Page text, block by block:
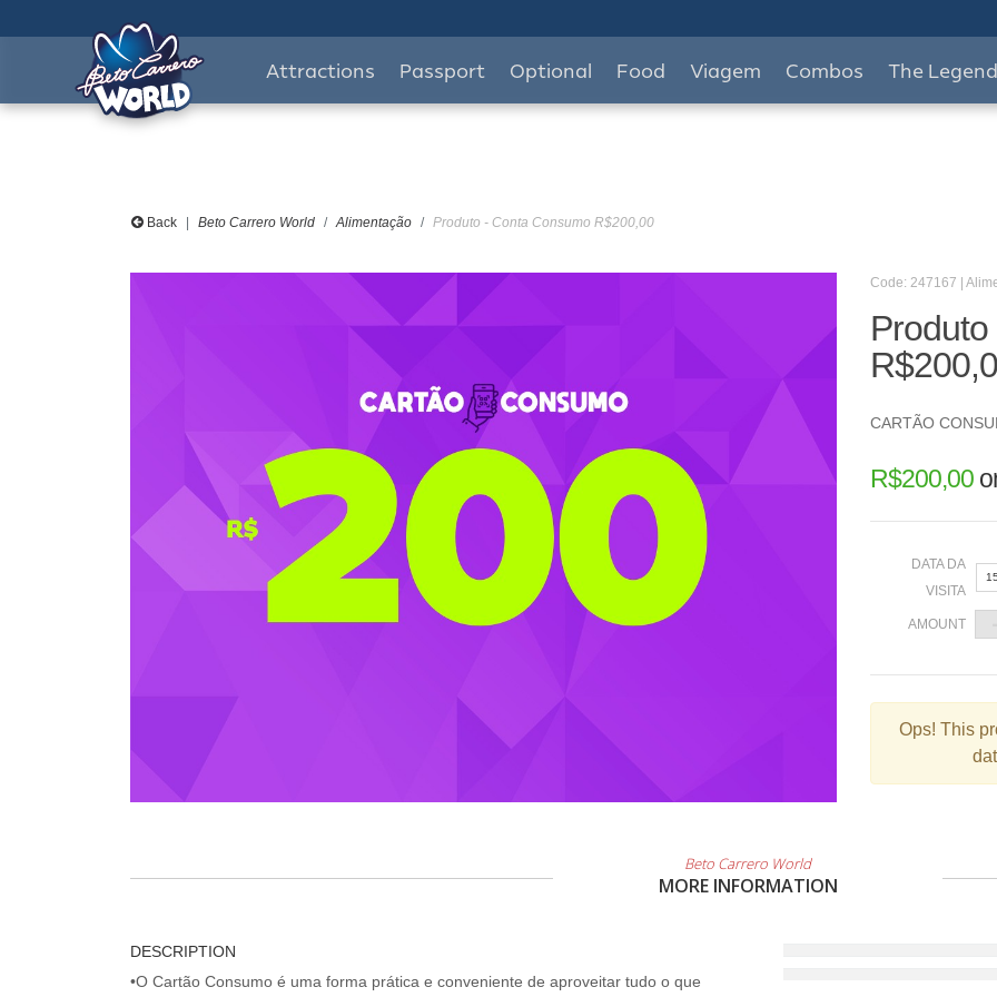
Attractions Passport Optional Food Viagem Combos The Legend
Back Beto Carrero World Alimentação Produto - Conta Consumo R$200,00
Code: 247167 |
CARTÃO
R$200,00
DATA DA
VISITA
2
9
AMOUNT
Ops! This
Beto Carrero World
MORE INFORMATION
DESCRIPTION
•O Cartão Consumo é uma forma prática e conveniente de aproveitar tudo o que